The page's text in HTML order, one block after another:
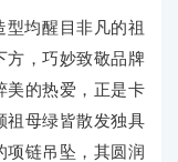
均醒目非凡的祖
方，巧妙致敬品牌
美的热爱，正是卡
祖母绿皆散发独具
项链吊坠，其圆润